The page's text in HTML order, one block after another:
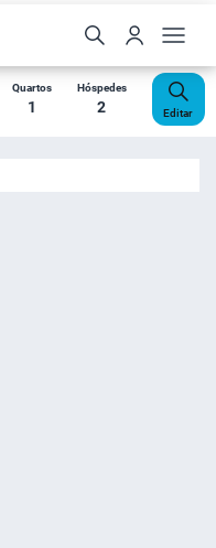
Quartos
1
Hóspedes
2 Editar